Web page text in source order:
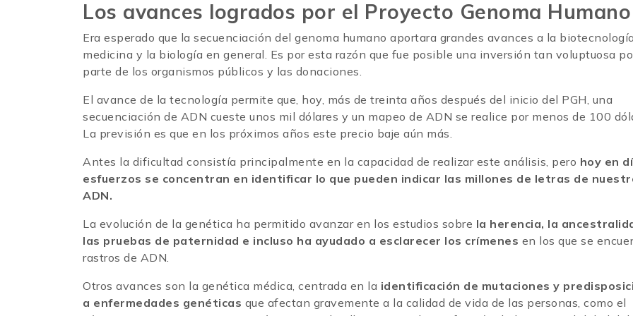
Los avances logrados por el Proyecto Genoma Humano
Era esperado que la secuenciación del genoma humano aportara grandes avances a la
medicina y la biología en general. Es por esta razón que fue posible una inversión tan voluptuosa
parte de los organismos públicos y las donaciones.
El avance de la tecnología permite que, hoy, más de treinta años después del inicio del PGH, una
secuenciación de ADN cueste unos mil dólares y un mapeo de ADN se realice por menos de 100
La previsión es que en los próximos años este precio baje aún más.
Antes la dificultad consistía principalmente en la capacidad de realizar este análisis, pero hoy en
esfuerzos se concentran en identificar lo que pueden indicar las millones de letras de
ADN.
La evolución de la genética ha permitido avanzar en los estudios sobre la herencia, la
las pruebas de paternidad e incluso ha ayudado a esclarecer los crímenes en los que se
rastros de ADN.
Otros avances son la genética médica, centrada en la identificación de mutaciones y
a enfermedades genéticas que afectan gravemente a la calidad de vida de las personas, como el